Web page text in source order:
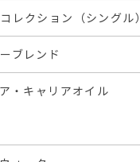
レクション（シングル）
ブレンド
・キャリアオイル